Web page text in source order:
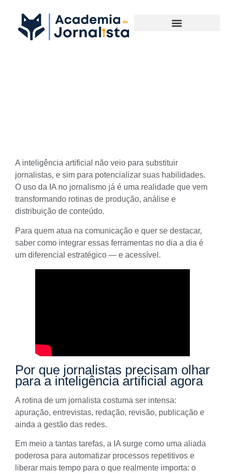
A inteligência artificial não veio para substituir
jornalistas, e sim para potencializar suas habilidades.
O uso da IA no jornalismo já é uma realidade que vem
transformando rotinas de produção, análise e
distribuição de conteúdo.
Para quem atua na comunicação e quer se destacar,
saber como integrar essas ferramentas no dia a dia é
um diferencial estratégico — e acessível.
Por que jornalistas precisam olhar
para a inteligência artificial agora
A rotina de um jornalista costuma ser intensa:
apuração, entrevistas, redação, revisão, publicação e
ainda a gestão das redes.
Em meio a tantas tarefas, a IA surge como uma aliada
poderosa para automatizar processos repetitivos e
liberar mais tempo para o que realmente importa: o